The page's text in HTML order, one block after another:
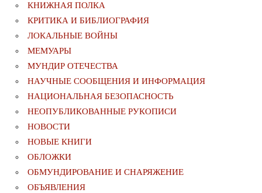
КНИЖНАЯ ПОЛКА
КРИТИКА И БИБЛИОГРАФИЯ
ЛОКАЛЬНЫЕ ВОЙНЫ
МЕМУАРЫ
МУНДИР ОТЕЧЕСТВА
НАУЧНЫЕ СООБЩЕНИЯ И ИНФОРМАЦИЯ
НАЦИОНАЛЬНАЯ БЕЗОПАСНОСТЬ
НЕОПУБЛИКОВАННЫЕ РУКОПИСИ
НОВОСТИ
НОВЫЕ КНИГИ
ОБЛОЖКИ
ОБМУНДИРОВАНИЕ И СНАРЯЖЕНИЕ
ОБЪЯВЛЕНИЯ